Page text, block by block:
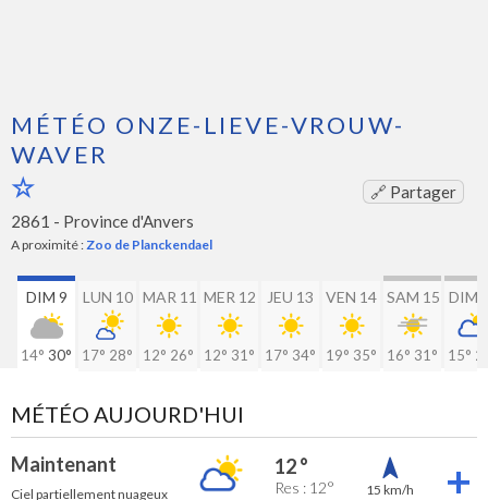
MÉTÉO ONZE-LIEVE-VROUW-
WAVER
🔗 Partager
2861 - Province d'Anvers
A proximité :Zoo de Planckendael
DIM 9
14° 30°
LUN 10
17° 28°
MAR 11
12° 26°
MER 12
12° 31°
JEU 13
17° 34°
VEN 14
19° 35°
SAM 15
16° 31°
DIM
15°
MÉTÉO AUJOURD'HUI
Maintenant
Ciel partiellement nuageux
12 °
Res : 12° 15 km/h